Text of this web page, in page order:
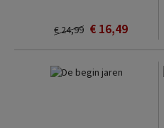
€ 16,49
€ 24,99